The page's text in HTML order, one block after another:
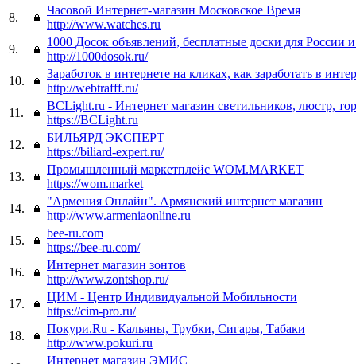
8.
Часовой Интернет-магазин Московское Время
http://www.watches.ru
9.
1000 Досок объявлений, бесплатные доски для России
http://1000dosok.ru/
10.
Заработок в интернете на кликах, как заработать в
http://webtrafff.ru/
11.
BCLight.ru - Интернет магазин светильников, люстр,
https://BCLight.ru
12.
БИЛЬЯРД ЭКСПЕРТ
https://biliard-expert.ru/
13.
Промышленный маркетплейс WOM.MARKET
https://wom.market
14.
"Армения Онлайн". Армянский интернет магазин
http://www.armeniaonline.ru
15.
bee-ru.com
https://bee-ru.com/
16.
Интернет магазин зонтов
http://www.zontshop.ru/
17.
ЦИМ - Центр Индивидуальной Мобильности
https://cim-pro.ru/
18.
Покури.Ru - Кальяны, Трубки, Сигары, Табаки
http://www.pokuri.ru
Интернет магазин ЭМИС